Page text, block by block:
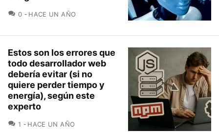
0 COMENTARIOS
HACE UN AÑO
Estos son los errores que
todo desarrollador web
debería evitar (si no
quiere perder tiempo y
energía), según este
experto
1 COMENTARIOS
HACE UN AÑO